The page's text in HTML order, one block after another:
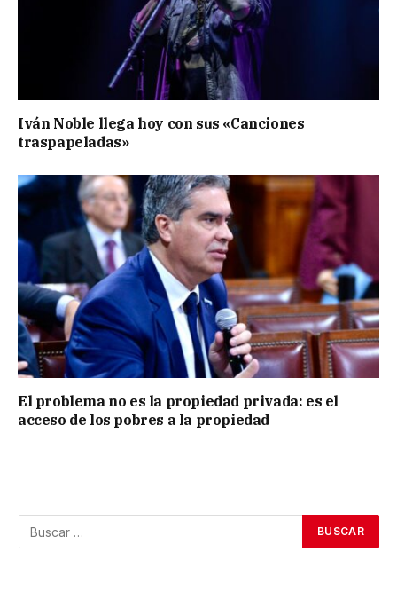
Iván Noble llega hoy con sus «Canciones
traspapeladas»
El problema no es la propiedad privada: es el
acceso de los pobres a la propiedad